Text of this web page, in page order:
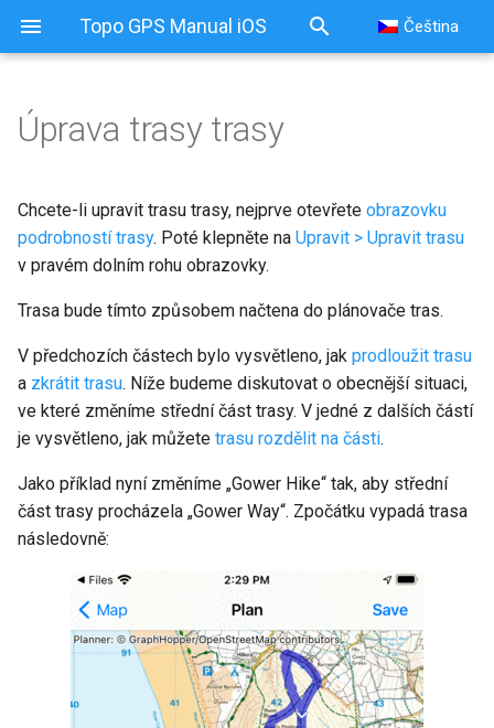
Topo GPS Manual iOS Čeština
Úprava trasy trasy
Chcete-li upravit trasu trasy, nejprve otevřete obrazovku
podrobností trasy. Poté klepněte na Upravit > Upravit trasu
v pravém dolním rohu obrazovky.
Trasa bude tímto způsobem načtena do plánovače tras.
V předchozích částech bylo vysvětleno, jak prodloužit trasu
a zkrátit trasu. Níže budeme diskutovat o obecnější situaci,
ve které změníme střední část trasy. V jedné z dalších částí
je vysvětleno, jak můžete trasu rozdělit na části.
Jako příklad nyní změníme „Gower Hike“ tak, aby střední
část trasy procházela „Gower Way“. Zpočátku vypadá trasa
následovně: